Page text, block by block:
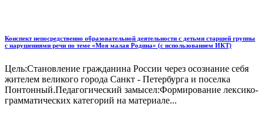
Конспект непосредственно образовательной деятельности с детьми старшей группы
с нарушениями речи по теме «Моя малая Родина» (с использованием ИКТ)
Цель:Становление гражданина России через осознание себя
жителем великого города Санкт - Петербурга и поселка
Понтонный.Педагогический замысел:Формирование лексико-
грамматических категорий на материале...